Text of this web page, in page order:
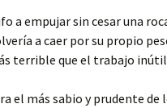
a empujar sin cesar una
a caer por su propio
terrible que el trabajo inútil
el más sabio y prudente